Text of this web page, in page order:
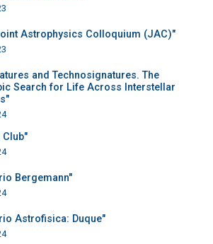
Astrophysics Colloquium (JAC)"
and Technosignatures. The
Search for Life Across Interstellar
Bergemann"
Astrofisica: Duque"